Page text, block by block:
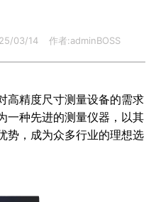
03/14 作者:adminBOSS
高精度尺寸测量设备的需求
一种先进的测量仪器，以其
势，成为众多行业的理想选